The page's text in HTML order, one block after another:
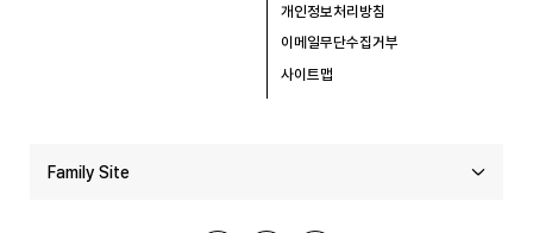
개인정보처리방침
이메일무단수집거부
사이트맵
Family Site